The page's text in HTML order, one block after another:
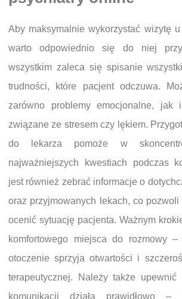
Aby maksymalnie wykorzystać wizytę
warto odpowiednio się do niej
wszystkim zaleca się spisanie
trudności, które pacjent odczuwa.
zarówno problemy emocjonalne, jak
związane ze stresem czy lękiem.
do lekarza pomoże w
najważniejszych kwestiach podczas
jest również zebrać informacje o
oraz przyjmowanych lekach, co
ocenić sytuację pacjenta. Ważnym
komfortowego miejsca do rozmowy
otoczenie sprzyja otwartości i
terapeutycznej. Należy także
komunikacji działa prawidłowo –